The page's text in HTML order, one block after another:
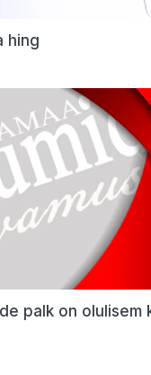
hing
palk on olulisem